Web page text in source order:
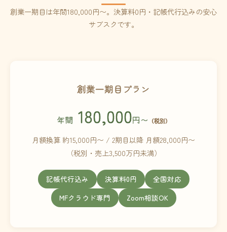
創業一期目は年間180,000円〜。決算料0円・記帳代行込みの安心
サブスクです。
創業一期目プラン
年間 180,000円〜 （税別）
月額換算 約15,000円〜 / 2期目以降 月額28,000円〜
（税別・売上3,500万円未満）
記帳代行込み 決算料0円
全国対応
MFクラウド専門
Zoom相談OK